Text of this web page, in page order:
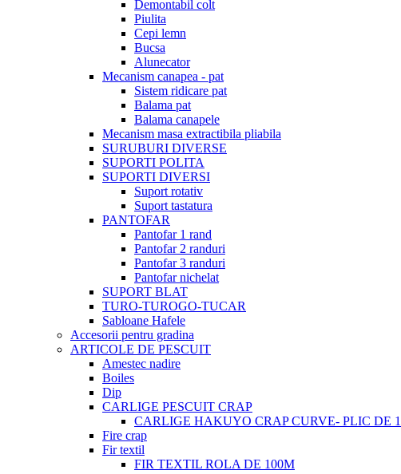
Demontabil colt
Piulita
Cepi lemn
Bucsa
Alunecator
Mecanism canapea - pat
Sistem ridicare pat
Balama pat
Balama canapele
Mecanism masa extractibila pliabila
SURUBURI DIVERSE
SUPORTI POLITA
SUPORTI DIVERSI
Suport rotativ
Suport tastatura
PANTOFAR
Pantofar 1 rand
Pantofar 2 randuri
Pantofar 3 randuri
Pantofar nichelat
SUPORT BLAT
TURO-TUROGO-TUCAR
Sabloane Hafele
Accesorii pentru gradina
ARTICOLE DE PESCUIT
Amestec nadire
Boiles
Dip
CARLIGE PESCUIT CRAP
CARLIGE HAKUYO CRAP CURVE- PLIC DE
Fire crap
Fir textil
FIR TEXTIL ROLA DE 100M